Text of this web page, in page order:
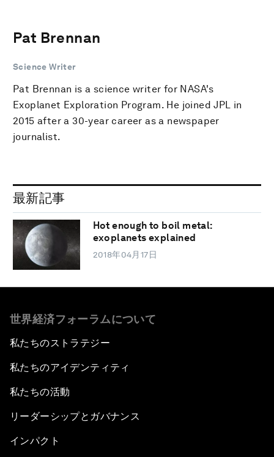
Pat Brennan
Science Writer
Pat Brennan is a science writer for NASA's
Exoplanet Exploration Program. He joined JPL in
2015 after a 30-year career as a newspaper
journalist.
最新記事
Hot enough to boil metal:
exoplanets explained
2018年04月17日
世界経済フォーラムについて
私たちのストラテジー
私たちのアイデンティティ
私たちの活動
リーダーシップとガバナンス
インパクト